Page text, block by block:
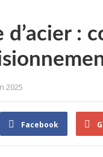
d’acier :
2025
Facebook